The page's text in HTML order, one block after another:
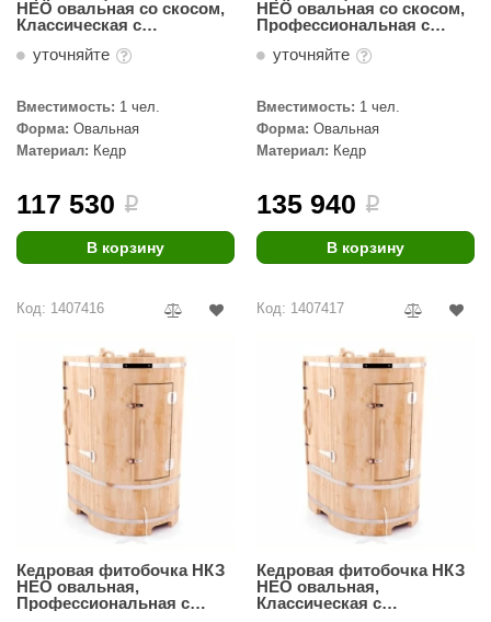
печи
тепла
камень
НЕО овальная со скосом,
Классическая с
(130(h)х78х115)
уточняйте
Вместимость: 1 чел.
Форма: Овальная
Материал: Кедр
117 530 i
В корзину
НЕО овальная со скосом,
Профессиональная с
(130(h)х78х115)
уточняйте
Вместимость: 1 чел.
Форма: Овальная
Материал: Кедр
135 940 i
В корзину
Код: 1407416
Кедровая фитобочка НКЗ
НЕО овальная,
Профессиональная с
Код: 1407417
Кедровая фитобочка НКЗ
НЕО овальная,
Классическая с